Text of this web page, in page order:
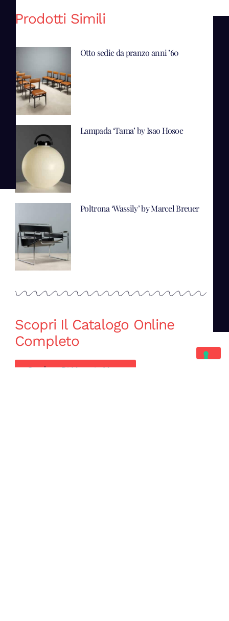
Prodotti Simili
Otto sedie da pranzo anni ’60
Lampada ‘Tama’ by Isao Hosoe
Poltrona ‘Wassily’ by Marcel Breuer
Scopri Il Catalogo Online
Completo
Catalogo Di Mano in Mano